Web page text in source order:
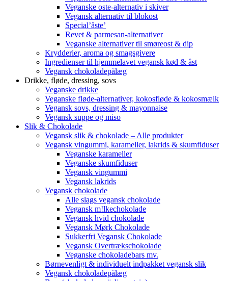
Veganske oste-alternativ i skiver
Vegansk alternativ til blokost
Special’åste’
Revet & parmesan-alternativer
Veganske alternativer til smøreost & dip
Krydderier, aroma og smagsgivere
Ingredienser til hjemmelavet vegansk kød & åst
Vegansk chokoladepålæg
Drikke, fløde, dressing, sovs
Veganske drikke
Veganske fløde-alternativer, kokosfløde & kokosmælk
Vegansk sovs, dressing & mayonnaise
Vegansk suppe og miso
Slik & Chokolade
Vegansk slik & chokolade – Alle produkter
Vegansk vingummi, karameller, lakrids & skumfiduser
Veganske karameller
Veganske skumfiduser
Vegansk vingummi
Vegansk lakrids
Vegansk chokolade
Alle slags vegansk chokolade
Vegansk m!lkechokolade
Vegansk hvid chokolade
Vegansk Mørk Chokolade
Sukkerfri Vegansk Chokolade
Vegansk Overtrækschokolade
Veganske chokoladebars mv.
Børnevenligt & individuelt indpakket vegansk slik
Vegansk chokoladepålæg